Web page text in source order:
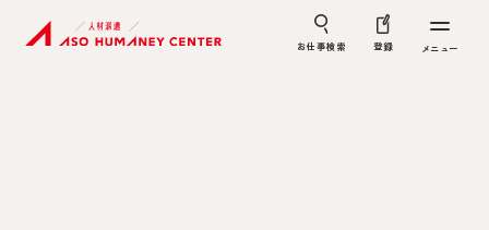
お仕事検索 登録